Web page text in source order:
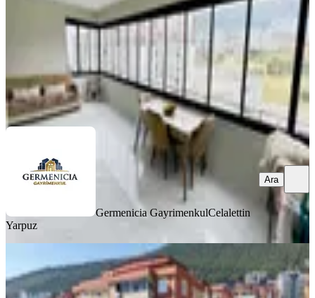
5.749.000 ₺
Germenicia GayrimenkulCelalettin Yarpuz
Ara
Germenicia GayrimenkulCelalettin
Yarpuz
Ara
Seyirtepe Konutları Satılık 4+1 Daire
Onikişubat, Süleymanşah Mahallesi